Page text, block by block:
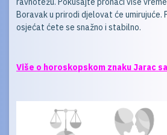
Boravak u prirodi djelovat će umirujuće.
osjećat ćete se snažno i stabilno.
Više o horoskopskom znaku Jarac